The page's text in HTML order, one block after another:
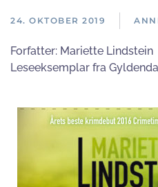
24. OKTOBER 2019
Forfatter: Mariette Lindstein
Leseeksemplar fra